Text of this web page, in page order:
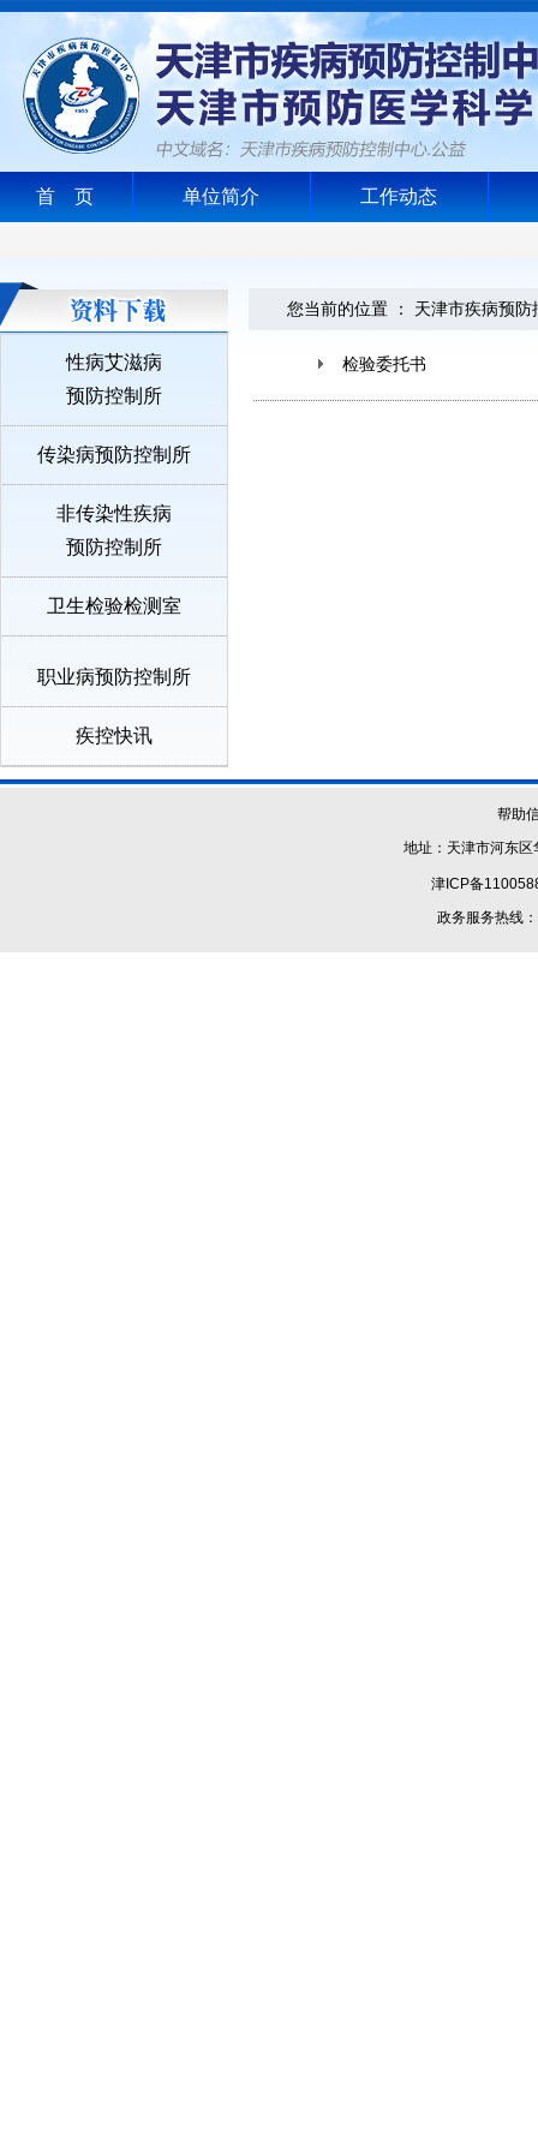
首 页 单位简介 工作动态
性病艾滋病
预防控制所
传染病预防控制所
非传染性疾病
预防控制所
卫生检验检测室
职业病预防控制所
疾控快讯
您当前的位置 ： 天津市疾病预防
检验委托书
帮助
地址：天津市河
津ICP备
政务服务热线